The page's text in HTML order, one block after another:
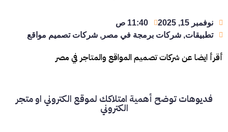
نوفمبر 15, 2025
11:40 ص
تطبيقات, شركات برمجة في مصر , شركات تصميم مواقع
أقرأ ايضا عن شركات تصميم المواقع والمتاجر في مصر
فديوهات توضح أهمية امتلاكك لموقع الكتروني او متجر
الكتروني